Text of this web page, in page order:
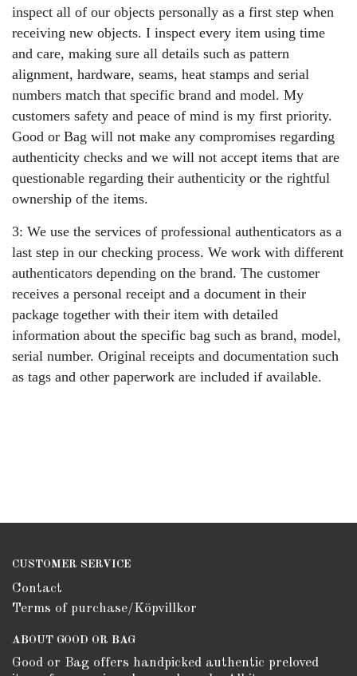
inspect all of our objects personally as a first step when
receiving new objects. I inspect every item using time
and care, making sure all details such as pattern
alignment, hardware, seams, heat stamps and serial
numbers match that specific brand and model. My
customers safety and peace of mind is my first priority.
Good or Bag will not make any compromises regarding
authenticity checks and we will not accept items that are
questionable regarding their authenticity or the rightful
ownership of the items.
3: We use the services of professional authenticators as a
last step in our checking process. We work with different
authenticators depending on the brand. The customer
receives a personal receipt and a document in their
package together with their item with detailed
information about the specific bag such as brand, model,
serial number. Original receipts and documentation such
as tags and other paperwork are included if available.
CUSTOMER SERVICE
Contact
Terms of purchase/Köpvillkor
ABOUT GOOD OR BAG
Good or Bag offers handpicked authentic preloved